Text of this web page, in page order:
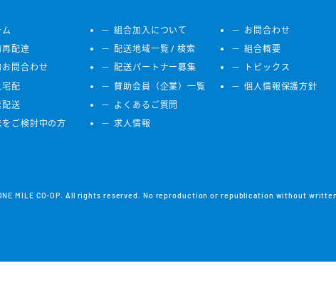
再配達
お問合わせ
宅配
配送
をご検討中の方
組合加入について
配送地域一覧 / 検索
配送パートナー募集
賛助会員（企業）一覧
よくあるご質問
求人情報
お問合わせ
組合概要
トピックス
個人情報保護方針
MILE CO-OP. All rights reserved. No reproduction or republication without